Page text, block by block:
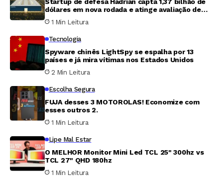
dólares em nova rodada e atinge avaliação de
7,87 bilhões
1 Min Leitura
Tecnologia
Spyware chinês LightSpy se espalha por 13
países e já mira vítimas nos Estados Unidos
2 Min Leitura
Escolha Segura
FUJA desses 3 MOTOROLAS! Economize com
esses outros 2.
1 Min Leitura
Lipe Mal Estar
O MELHOR Monitor Mini Led TCL 25" 300hz vs
TCL 27" QHD 180hz
1 Min Leitura